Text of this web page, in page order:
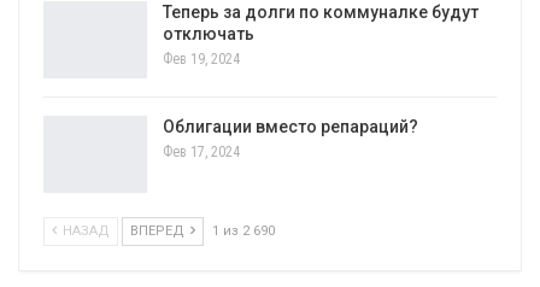
Теперь за долги по коммуналке будут
отключать
Фев 19, 2024
Облигации вместо репараций?
Фев 17, 2024
НАЗАД ВПЕРЕД 1 из 2 690